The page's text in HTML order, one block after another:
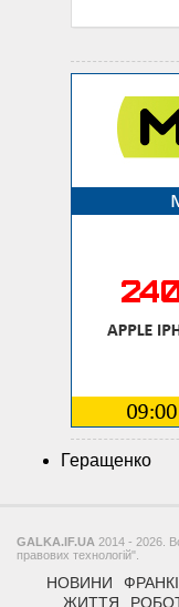
Геращенко
GALKA.IF.UA 2014 - 2026.
правових технологій".
НОВИНИ
ЖИТТЯ